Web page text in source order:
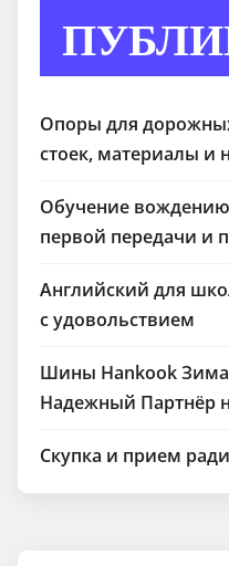
Опоры для
стоек, материалы и
Обучение
первой передачи и
Английский для
с удовольствием
Шины Hankook
Надежный Партнёр
Скупка и прием